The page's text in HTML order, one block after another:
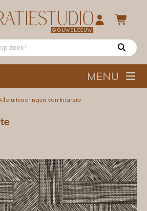
MENU
uitvoeringen van Intarsio